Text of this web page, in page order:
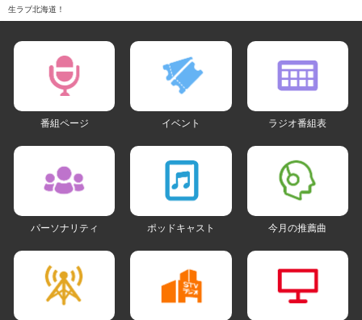
生ラブ北海道！
番組ページ イベント ラジオ番組表
パーソナリティ ポッドキャスト 今月の推薦曲